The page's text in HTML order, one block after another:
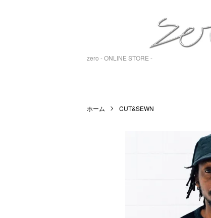
zero - ONLINE STORE -
ホーム CUT&SEWN